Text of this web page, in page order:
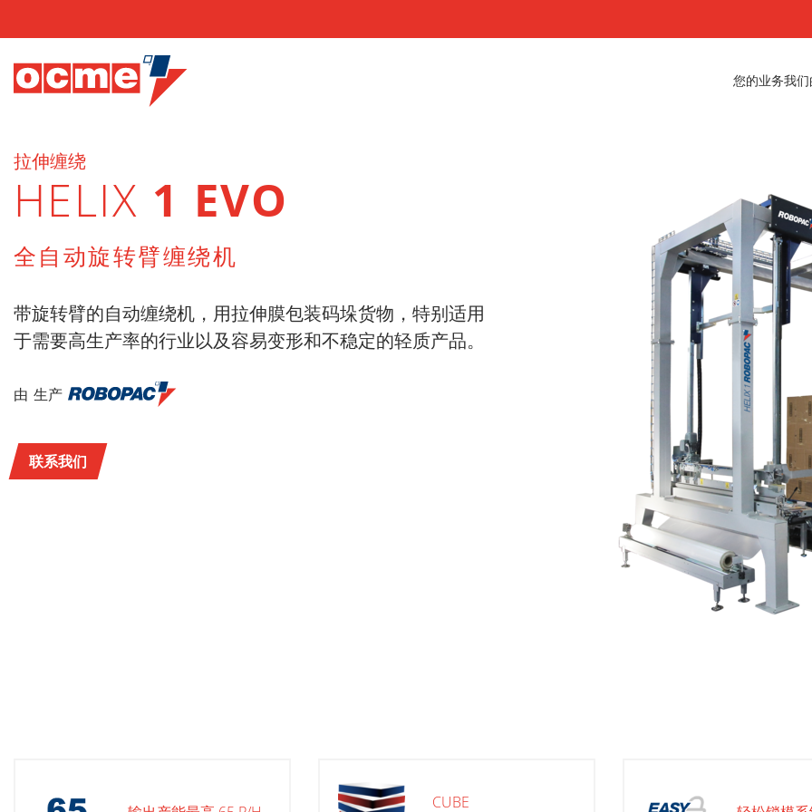
您的业务我
拉伸缠绕
HELIX 1 EVO
全自动旋转臂缠绕机
带旋转臂的自动缠绕机，用拉伸膜包装码垛货物，特别适用
于需要高生产率的行业以及容易变形和不稳定的轻质产品。
由 生产
联系我们
CUBE